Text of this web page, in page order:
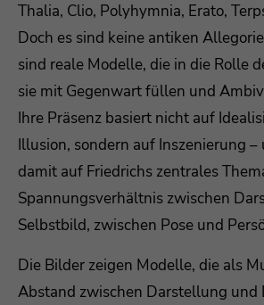
Thalia, Clio, Polyhymnia, Erato,
Doch es sind keine antiken
sind reale Modelle, die in die Rolle
sie mit Gegenwart füllen und
Ihre Präsenz basiert nicht auf
Illusion, sondern auf Inszenierung
damit auf Friedrichs zentrales
Spannungsverhältnis zwischen
Selbstbild, zwischen Pose und
Die Bilder zeigen Modelle, die als
Abstand zwischen Darstellung und